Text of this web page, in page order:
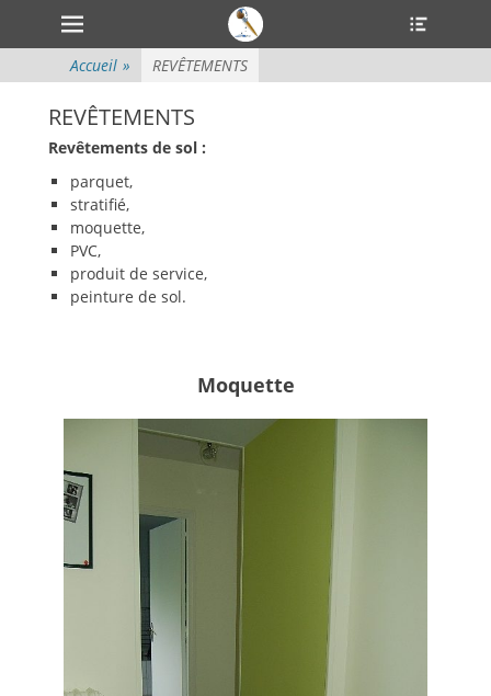
Menu principal
Aller
au
contenu
tête
Accueil » REVÊTEMENTS
REVÊTEMENTS
Revêtements de sol :
parquet,
stratifié,
moquette,
PVC,
produit de service,
peinture de sol.
Moquette